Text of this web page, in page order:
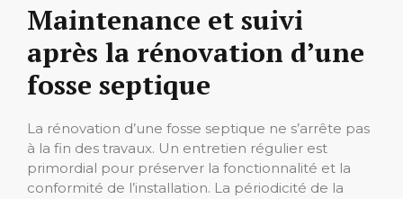
Maintenance et suivi
après la rénovation d’une
fosse septique
La rénovation d’une fosse septique ne s’arrête pas
à la fin des travaux. Un entretien régulier est
primordial pour préserver la fonctionnalité et la
conformité de l’installation. La périodicité de la